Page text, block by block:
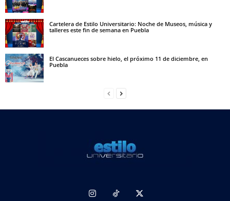
Cartelera de Estilo Universitario: Noche de Museos, música y
talleres este fin de semana en Puebla
El Cascanueces sobre hielo, el próximo 11 de diciembre, en
Puebla